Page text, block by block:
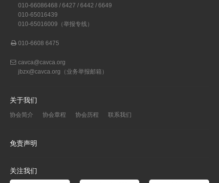
010-66086468 / 6427 / 6442 / 6649
010-65016439
010-65016009（举报专线）
010-6608 6475
cavca@cavca.org
jbzx@cavca.org （业务举报邮箱）
关于我们
协会简介 协会章程 协会历程 联系我们
免责声明
关注我们